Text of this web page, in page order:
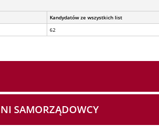
Kandydatów ze wszystkich list
62
SAMORZĄDOWCY